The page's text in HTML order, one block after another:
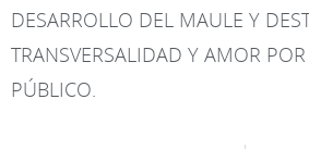
DESARROLLO DEL MAULE Y
TRANSVERSALIDAD Y AMOR
PÚBLICO.